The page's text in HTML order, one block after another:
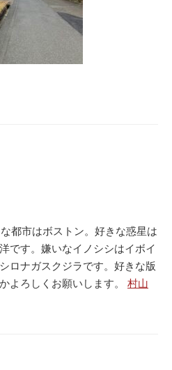
都市はボストン。好きな惑星は
です。嫌いなイノシシはイボイ
ロナガスクジラです。好きな版
よろしくお願いします。 村山